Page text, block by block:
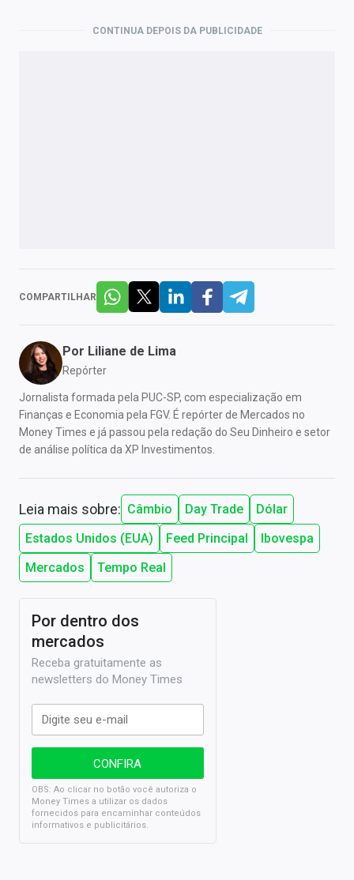
CONTINUA DEPOIS DA PUBLICIDADE
COMPARTILHAR
Por Liliane de Lima
Repórter
Jornalista formada pela PUC-SP, com especialização em
Finanças e Economia pela FGV. É repórter de Mercados no
Money Times e já passou pela redação do Seu Dinheiro e setor
de análise política da XP Investimentos.
Leia mais sobre: Câmbio Day Trade
Dólar
Estados Unidos (EUA)
Feed Principal
Ibovespa
Mercados
Tempo Real
Por dentro dos
mercados
Receba gratuitamente as
newsletters do Money Times
OBS: Ao clicar no botão você autoriza o
Money Times a utilizar os dados
fornecidos para encaminhar conteúdos
informativos e publicitários.